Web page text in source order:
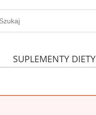
SUPLEMENTY DIETY